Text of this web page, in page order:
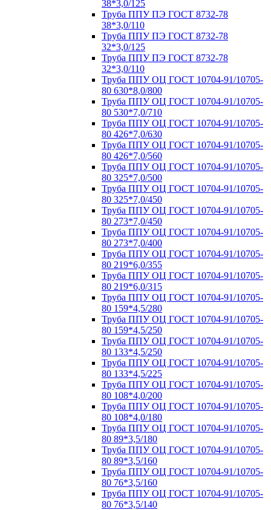
38*3,0/125
Труба ППУ ПЭ ГОСТ 8732-78
38*3,0/110
Труба ППУ ПЭ ГОСТ 8732-78
32*3,0/125
Труба ППУ ПЭ ГОСТ 8732-78
32*3,0/110
Труба ППУ ОЦ ГОСТ 10704-91/10705-
80 630*8,0/800
Труба ППУ ОЦ ГОСТ 10704-91/10705-
80 530*7,0/710
Труба ППУ ОЦ ГОСТ 10704-91/10705-
80 426*7,0/630
Труба ППУ ОЦ ГОСТ 10704-91/10705-
80 426*7,0/560
Труба ППУ ОЦ ГОСТ 10704-91/10705-
80 325*7,0/500
Труба ППУ ОЦ ГОСТ 10704-91/10705-
80 325*7,0/450
Труба ППУ ОЦ ГОСТ 10704-91/10705-
80 273*7,0/450
Труба ППУ ОЦ ГОСТ 10704-91/10705-
80 273*7,0/400
Труба ППУ ОЦ ГОСТ 10704-91/10705-
80 219*6,0/355
Труба ППУ ОЦ ГОСТ 10704-91/10705-
80 219*6,0/315
Труба ППУ ОЦ ГОСТ 10704-91/10705-
80 159*4,5/280
Труба ППУ ОЦ ГОСТ 10704-91/10705-
80 159*4,5/250
Труба ППУ ОЦ ГОСТ 10704-91/10705-
80 133*4,5/250
Труба ППУ ОЦ ГОСТ 10704-91/10705-
80 133*4,5/225
Труба ППУ ОЦ ГОСТ 10704-91/10705-
80 108*4,0/200
Труба ППУ ОЦ ГОСТ 10704-91/10705-
80 108*4,0/180
Труба ППУ ОЦ ГОСТ 10704-91/10705-
80 89*3,5/180
Труба ППУ ОЦ ГОСТ 10704-91/10705-
80 89*3,5/160
Труба ППУ ОЦ ГОСТ 10704-91/10705-
80 76*3,5/160
Труба ППУ ОЦ ГОСТ 10704-91/10705-
80 76*3,5/140